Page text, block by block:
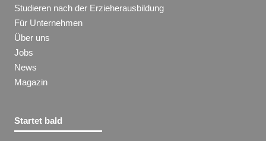
Studieren nach der Erzieherausbildung
Für Unternehmen
Über uns
Jobs
News
Magazin
Startet bald